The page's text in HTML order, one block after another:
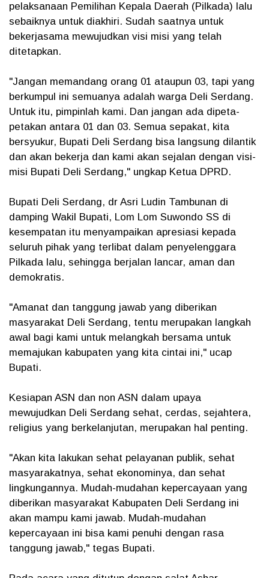
pelaksanaan Pemilihan Kepala Daerah (Pilkada) lalu
sebaiknya untuk diakhiri. Sudah saatnya untuk
bekerjasama mewujudkan visi misi yang telah
ditetapkan.
"Jangan memandang orang 01 ataupun 03, tapi yang
berkumpul ini semuanya adalah warga Deli Serdang.
Untuk itu, pimpinlah kami. Dan jangan ada dipeta-
petakan antara 01 dan 03. Semua sepakat, kita
bersyukur, Bupati Deli Serdang bisa langsung dilantik
dan akan bekerja dan kami akan sejalan dengan visi-
misi Bupati Deli Serdang," ungkap Ketua DPRD.
Bupati Deli Serdang, dr Asri Ludin Tambunan di
damping Wakil Bupati, Lom Lom Suwondo SS di
kesempatan itu menyampaikan apresiasi kepada
seluruh pihak yang terlibat dalam penyelenggara
Pilkada lalu, sehingga berjalan lancar, aman dan
demokratis.
"Amanat dan tanggung jawab yang diberikan
masyarakat Deli Serdang, tentu merupakan langkah
awal bagi kami untuk melangkah bersama untuk
memajukan kabupaten yang kita cintai ini," ucap
Bupati.
Kesiapan ASN dan non ASN dalam upaya
mewujudkan Deli Serdang sehat, cerdas, sejahtera,
religius yang berkelanjutan, merupakan hal penting.
"Akan kita lakukan sehat pelayanan publik, sehat
masyarakatnya, sehat ekonominya, dan sehat
lingkungannya. Mudah-mudahan kepercayaan yang
diberikan masyarakat Kabupaten Deli Serdang ini
akan mampu kami jawab. Mudah-mudahan
kepercayaan ini bisa kami penuhi dengan rasa
tanggung jawab," tegas Bupati.